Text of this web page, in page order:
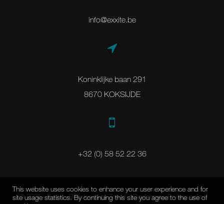
info@exxite.be
Koninklijke baan 291
8670 KOKSIJDE
+32 (0) 58 52 22 36
© 2026 - Exxite -Developed by Zabun-Disclaimer-Privacy policy
This website uses cookies to enhance your user experience and for
site usage statistics. By continuing this site you agree to the use of